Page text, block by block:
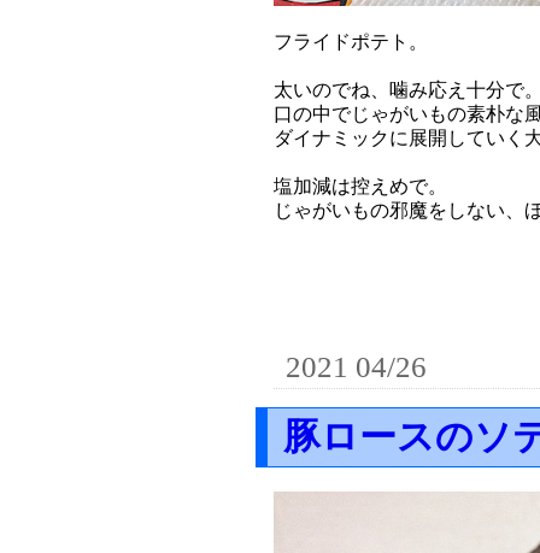
フライドポテト。
太いのでね、噛み応え十分で
口の中でじゃがいもの素朴な
ダイナミックに展開していく
塩加減は控えめで。
じゃがいもの邪魔をしない、
2021 04/26
豚ロースのソ